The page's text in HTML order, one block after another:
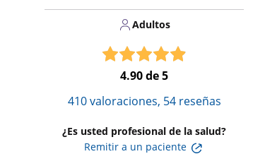
Adultos
4.90de 5
410valoraciones, 54reseñas
¿Es usted profesional de la salud?
Remitir a un paciente